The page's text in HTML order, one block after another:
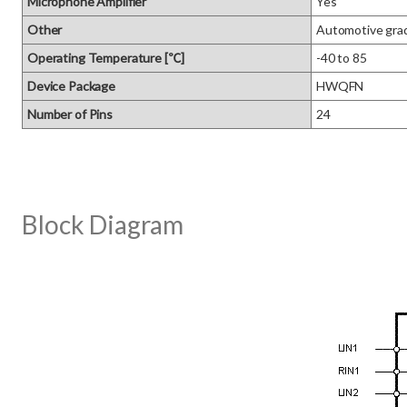
Other
Automotive
Operating Temperature [℃]
-40 to 85
Device Package
HWQFN
Number of Pins
24
Block Diagram